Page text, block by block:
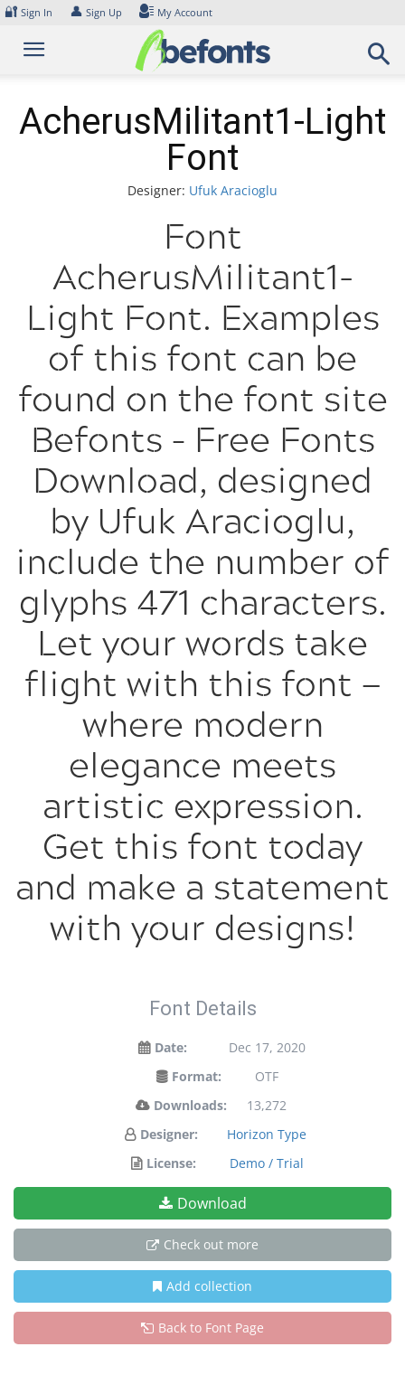
Skip
content
🔐 Sign In 👤 Sign Up My Account
AcherusMilitant1-Light
Font
Designer: Ufuk Aracioglu
Font
AcherusMilitant1-
Light Font. Examples
of this font can be
found on the font site
Befonts – Free Fonts
Download, designed
by Ufuk Aracioglu,
include the number of
glyphs 471 characters.
Let your words take
flight with this font —
where modern
elegance meets
artistic expression.
Get this font today
and make a statement
with your designs!
Font Details
Date:
Dec 17, 2020
Format:
OTF
Downloads:
13,272
Designer:
Horizon Type
License:
Demo / Trial
Download
Check out more
Add collection
Back to Font Page